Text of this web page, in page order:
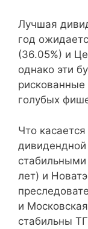
АЭСК
НЛМК ОАО
Энел
Татнефть
Татнефть
Лучшая
год
(36.05%) и
однако эти
рискованные
голубых
Что
дивидендной
лет) и
и
стабильны